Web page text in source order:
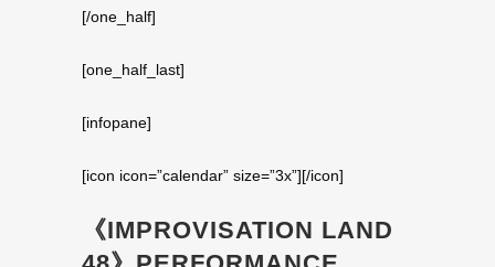
[/one_half]
[one_half_last]
[infopane]
[icon icon=”calendar” size=”3x”][/icon]
《IMPROVISATION LAND